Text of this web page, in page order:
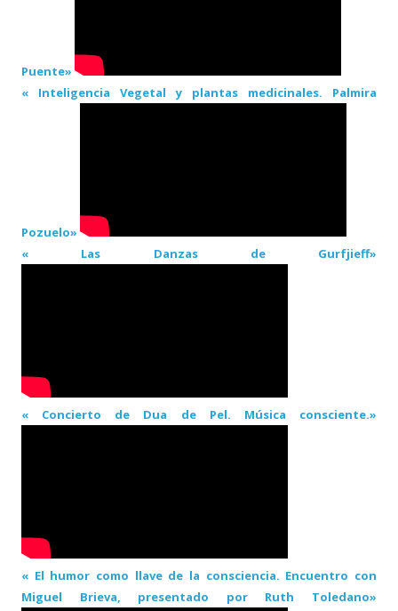
Puente»
« Inteligencia Vegetal y plantas medicinales. Palmira
Pozuelo»
« Las Danzas de Gurfjieff»
« Concierto de Dua de Pel. Música consciente.»
« El humor como llave de la consciencia. Encuentro con
Miguel Brieva, presentado por Ruth Toledano»